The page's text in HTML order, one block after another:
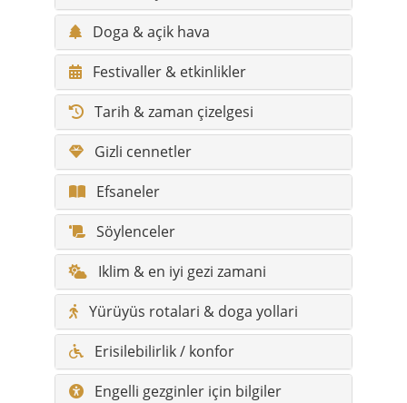
Tarih & zaman çizelgesi
Gizli cennetler
Efsaneler
Söylenceler
Iklim & en iyi gezi zamani
Yürüyüs rotalari & doga yollari
Erisilebilirlik / konfor
Engelli gezginler için bilgiler
Fotograf noktaları
Saglik & acil durum